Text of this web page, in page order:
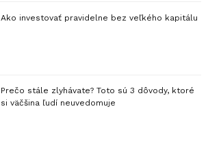
Ako investovať pravidelne bez veľkého kapitálu
Prečo stále zlyhávate? Toto sú 3 dôvody, ktoré
si väčšina ľudí neuvedomuje